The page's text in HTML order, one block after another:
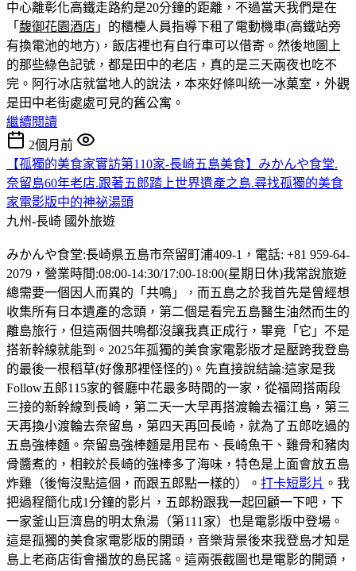
中心離彰化高鐵走路約是20分鐘的距離，不過當天我們是在
「 馥御花園酒店 」的櫃檯人員指導下租了電動機車(高鐵站旁
有換電池的地方)，飯店裡也有自行車可以借寄。然後地圖上
的那些綠色記號，都是田中的老店，真的是三天兩夜也吃不
完。 阿行冰店就當地人的說法，本來好條叫統一冰菓室，外觀
是田中老街處處可見的舊公寓。
繼續閱讀
2個月前
【孤獨的美食家實訪第110家-長崎五島美食】みかんや食堂.
奈留島60年老店.跟著五郎踏上世界遺產之島.尋找孤獨的美食
家電影版中的神祕湯頭
九州-長崎 國外旅遊
みかんや食堂:長崎県五島市奈留町浦409-1，電話: +81 959-64-
2079，營業時間:08:00-14:30/17:00-18:00(星期日休)我常說旅遊
總需要一個因人而異的「共鳴」，而五島之於我首先是曾經想
收集所有日本遺產的念頭，第二個是看完五島醫生油然而生的
離島旅行，但這兩個共鳴都沒讓我真正成行，畢竟「它」不是
搭新幹線就能到。2025年孤獨的美食家電影版才是壓跨我登島
的最後一根稻草(好像那裡怪怪的)。先直接說結論:這家是我
Follow五郞115家的餐廳中花最多時間的一家，從福岡搭兩段
三接的新幹線到長崎，第二天一大早再搭渡輪去福江島，第三
天再換小渡輪去奈留島，第四天再回長崎，就為了五郎吃過的
五島強棒麵。奈留島強棒麵是用昆布、長崎魚干、雞骨和豬肉
骨醬煮的，相較於長崎的強棒多了海味，特色是上面會放五島
炸雞（後悔沒點這個，而跟五郎點一樣的）。 打卡短影片 。我
把過程簡化成1分鐘的影片，五郎粉跟我一起回顧一下吧，下
一家釜山巨濟島的明太魚湯（第111家）也是電影版中登場。
這是孤獨的美食家電影版的開頭，音樂背景後來我登島才知是
島上老商店街會播放的島民謠。這兩張截圖也是電影的開頭，